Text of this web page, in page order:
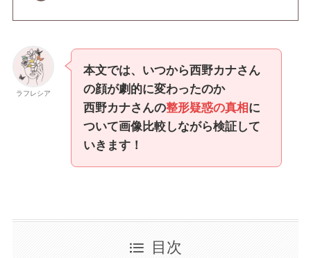
ラフレシア
本文では、いつから西野カナさん
の顔が劇的に変わったのか
西野カナさんの整形疑惑の真相に
ついて画像比較しながら検証して
いきます！
目次